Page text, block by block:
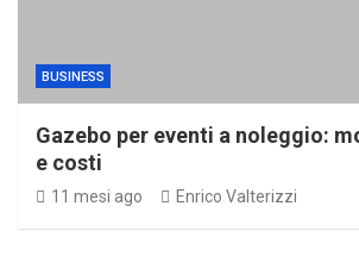
BUSINESS
Gazebo per eventi a noleggio:
e costi
11 mesi ago Enrico Valterizzi